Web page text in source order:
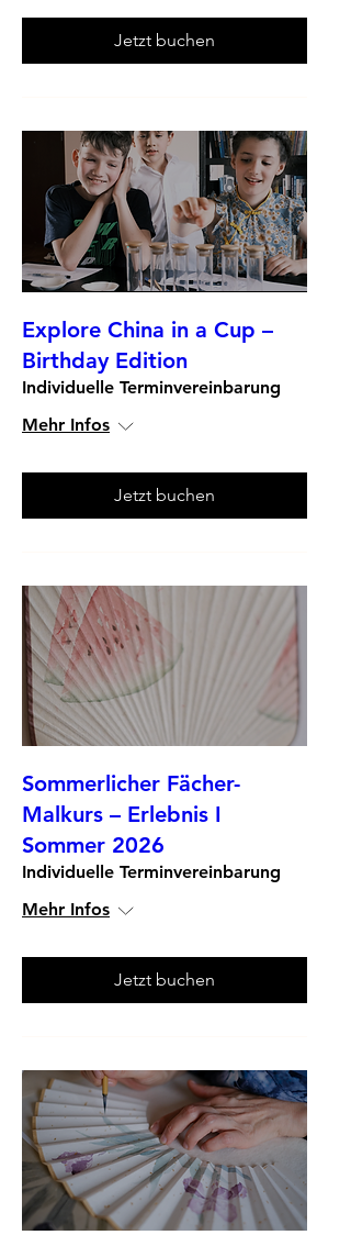
Jetzt buchen
Explore China in a Cup –
Birthday Edition
Individuelle Terminvereinbarung
Mehr Infos
Jetzt buchen
Sommerlicher Fächer-
Malkurs – Erlebnis I
Sommer 2026
Individuelle Terminvereinbarung
Mehr Infos
Jetzt buchen